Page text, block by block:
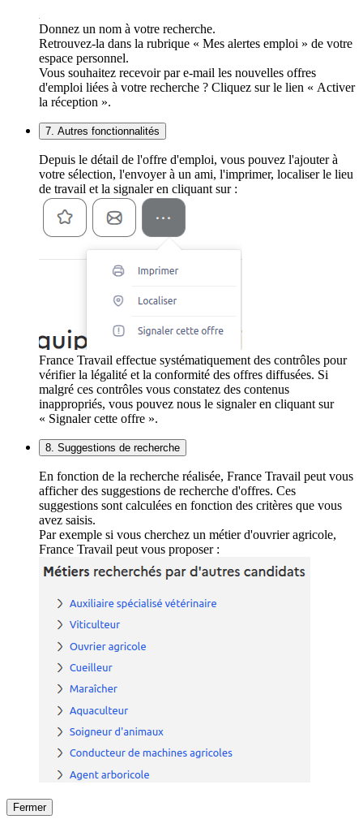
Donnez un nom à votre recherche.
Retrouvez-la dans la rubrique « Mes alertes emploi » de votre
espace personnel.
Vous souhaitez recevoir par e-mail les nouvelles offres
d'emploi liées à votre recherche ? Cliquez sur le lien « Activer
la réception ».
7. Autres fonctionnalités
Depuis le détail de l'offre d'emploi, vous pouvez l'ajouter à
votre sélection, l'envoyer à un ami, l'imprimer, localiser le lieu
de travail et la signaler en cliquant sur :
France Travail effectue systématiquement des contrôles pour
vérifier la légalité et la conformité des offres diffusées. Si
malgré ces contrôles vous constatez des contenus
inappropriés, vous pouvez nous le signaler en cliquant sur
« Signaler cette offre ».
8. Suggestions de recherche
En fonction de la recherche réalisée, France Travail peut vous
afficher des suggestions de recherche d'offres. Ces
suggestions sont calculées en fonction des critères que vous
avez saisis.
Par exemple si vous cherchez un métier d'ouvrier agricole,
France Travail peut vous proposer :
Fermer